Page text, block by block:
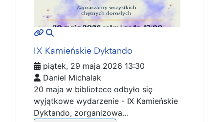
MOD_JTCS_VIEW_ARTICLE_LINK
IX Kamieńskie Dyktando
piątek, 29 maja 2026 13:30
Daniel Michalak
20 maja w bibliotece odbyło się
wyjątkowe wydarzenie - IX Kamieńskie
Dyktando, zorganizowa...